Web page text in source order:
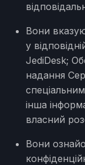
Вони
у
JediDesk;
надання
інша
власний
Вони